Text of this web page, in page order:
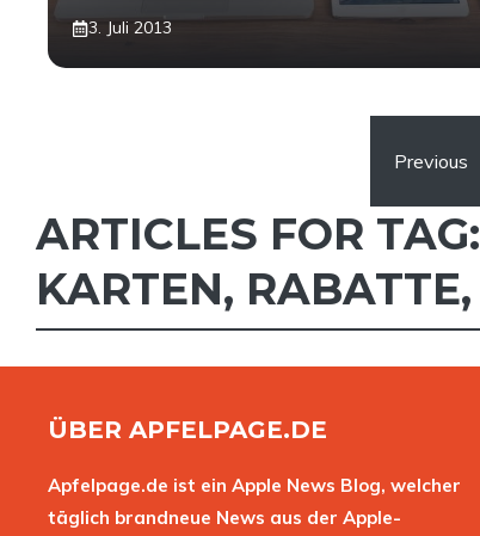
3. Juli 2013
Previous
ARTICLES FOR TAG:
KARTEN, RABATTE,
ÜBER APFELPAGE.DE
Apfelpage.de ist ein Apple News Blog, welcher
täglich brandneue News aus der Apple-